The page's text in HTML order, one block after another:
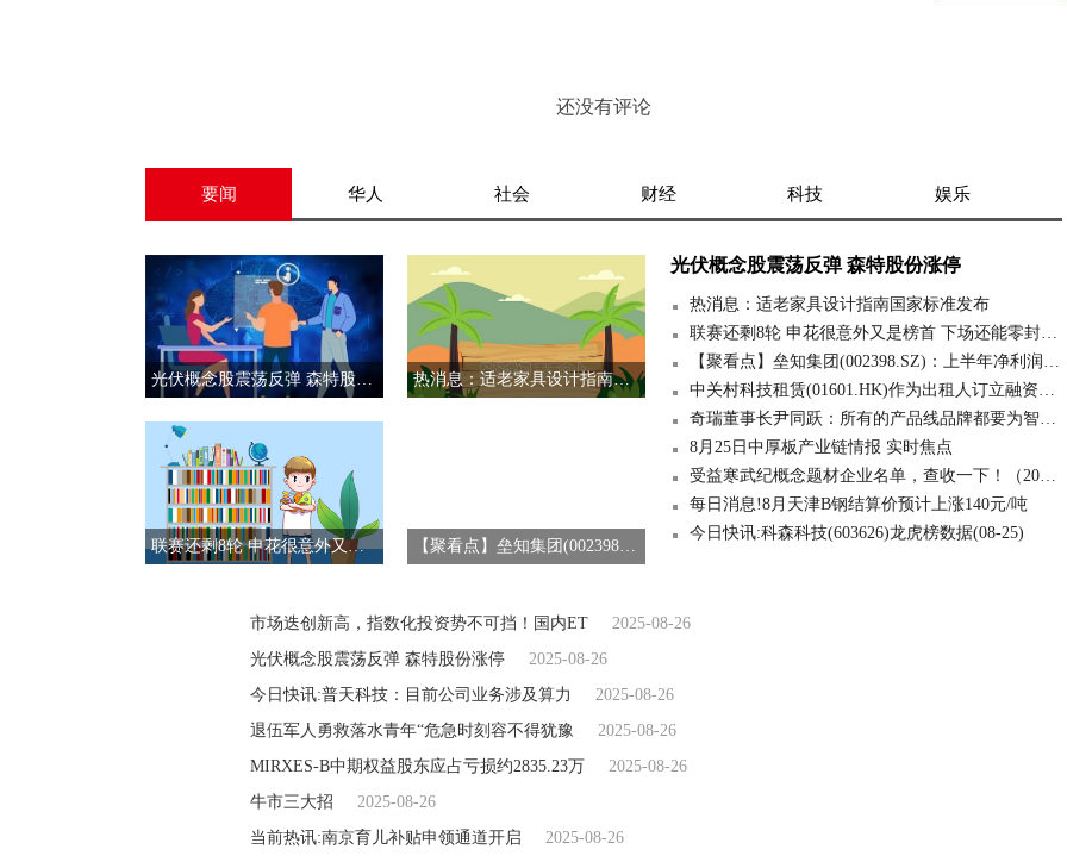
还没有评论
要闻 华人 社会 财经 科技 娱乐
热消息：适老家具设计指南国家标准发布
联赛还剩8轮 申花很意外又是榜首 下场还能零封武汉三镇吗 前沿资讯
光伏概念股震荡反弹 森特股份涨停
热消息：适老家具设计指南国家标准发布
联赛还剩8轮 申花很意外又是榜首 下场还能零封武汉三镇吗 前沿资讯
8月25日中厚板产业链情报 实时焦点
受益寒武纪概念题材企业名单，查收一下！（2025/8/25） 微头条
每日消息!8月天津B钢结算价预计上涨140元/吨
今日快讯:科森科技(603626)龙虎榜数据(08-25)
市场迭创新高，指数化投资势不可挡！国内ET
2025-08-26
光伏概念股震荡反弹 森特股份涨停
2025-08-26
今日快讯:普天科技：目前公司业务涉及算力
2025-08-26
退伍军人勇救落水青年“危急时刻容不得犹豫
2025-08-26
MIRXES-B中期权益股东应占亏损约2835.23万
2025-08-26
牛市三大招
2025-08-26
当前热讯:南京育儿补贴申领通道开启
2025-08-26